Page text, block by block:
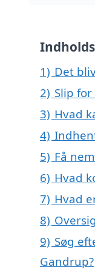
1) Det
2) Slip
3) Hvad
4)
5) Få
6) Hvad
7) Hvad
8)
9) Søg
Gandrup?